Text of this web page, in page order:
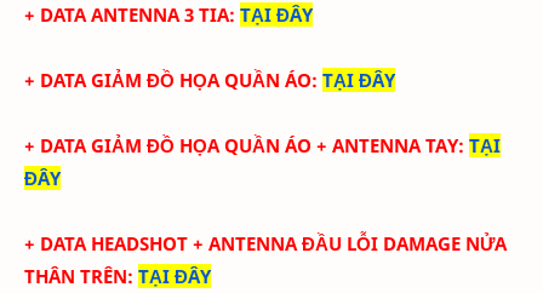
+ DATA ANTENNA 3 TIA: TẠI ĐÂY
+ DATA GIẢM ĐỒ HỌA QUẦN ÁO: TẠI ĐÂY
+ DATA GIẢM ĐỒ HỌA QUẦN ÁO + ANTENNA TAY: TẠI
ĐÂY
+ DATA HEADSHOT + ANTENNA ĐẦU LỖI DAMAGE NỬA
THÂN TRÊN: TẠI ĐÂY